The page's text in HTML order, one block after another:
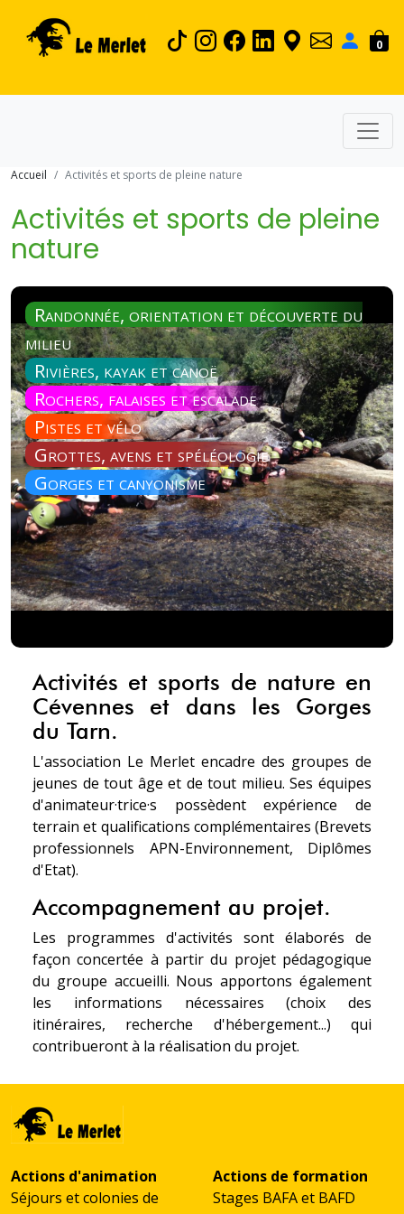
0
Accueil Activités et sports de pleine nature
Activités et sports de pleine
nature
Randonnée, orientation et découverte du
milieu
Rivières, kayak et canoë
Rochers, falaises et escalade
Pistes et vélo
Grottes, avens et spéléologie
Gorges et canyonisme
Activités et sports de nature en
Cévennes et dans les Gorges
du Tarn.
L'association Le Merlet encadre des groupes de
jeunes de tout âge et de tout milieu. Ses équipes
d'animateur·trice·s possèdent expérience de
terrain et qualifications complémentaires (Brevets
professionnels APN-Environnement, Diplômes
d'Etat).
Accompagnement au projet.
Les programmes d'activités sont élaborés de
façon concertée à partir du projet pédagogique
du groupe accueilli. Nous apportons également
les informations nécessaires (choix des
itinéraires, recherche d'hébergement...) qui
contribueront à la réalisation du projet.
Actions d'animation
Séjours et colonies de
Actions de formation
Stages BAFA et BAFD